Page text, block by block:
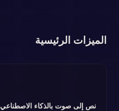
الميزات الرئيسية
نص إلى صوت بالذكاء الاصطناعي